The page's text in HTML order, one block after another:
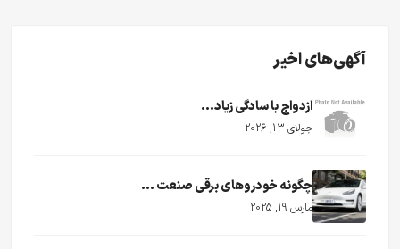
آگهی‌های اخیر
ازدواج با سادگی زیاد...
جولای 13, 2026
چگونه خودروهای برقی صنعت ...
مارس 19, 2025